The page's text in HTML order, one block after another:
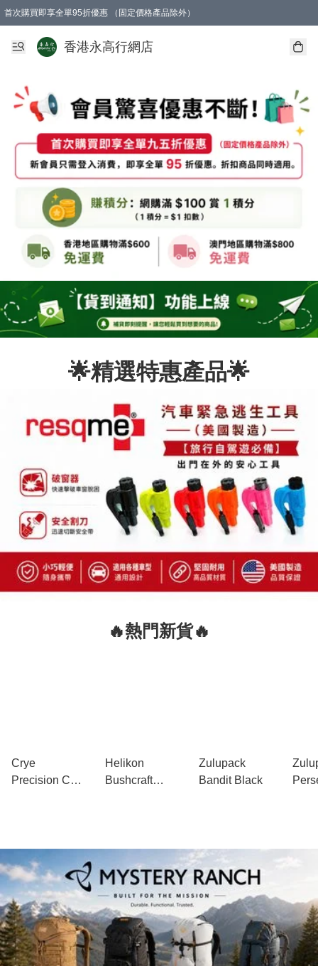
首次購買即享全單95折優惠 （固定價格產品除外）
澳門地區購物滿$800免運費
香港地區購物滿$600免運費
購買滿HK$1000即可免費獲得一個GEARLEX Small Ear Carabiner 2.0 扣環（贈品
香港永高行網店
🌟精選特惠產品🌟
🔥熱門新貨🔥
Crye
Precision CP
Helikon
Bushcraft
Zulupack
Bandit Black